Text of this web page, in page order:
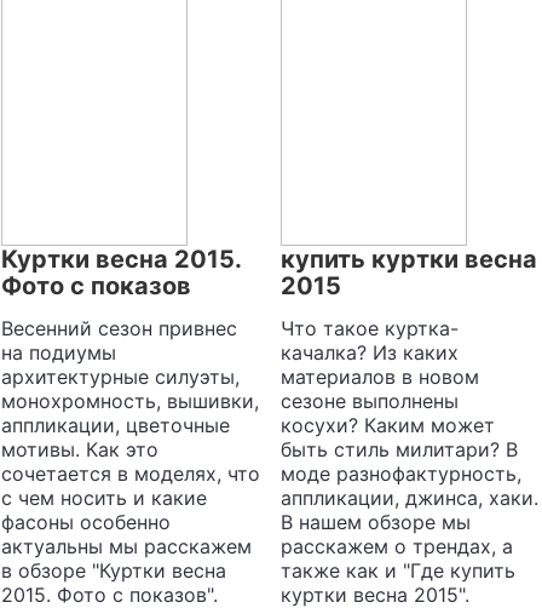
Куртки весна 2015.
Фото с показов
Весенний сезон привнес
на подиумы
архитектурные силуэты,
монохромность, вышивки,
аппликации, цветочные
мотивы. Как это
сочетается в моделях, что
с чем носить и какие
фасоны особенно
актуальны мы расскажем
в обзоре "Куртки весна
2015. Фото с показов".
купить куртки весна
2015
Что такое куртка-
качалка? Из каких
материалов в новом
сезоне выполнены
косухи? Каким может
быть стиль милитари? В
моде разнофактурность,
аппликации, джинса, хаки.
В нашем обзоре мы
расскажем о трендах, а
также как и "Где купить
куртки весна 2015".